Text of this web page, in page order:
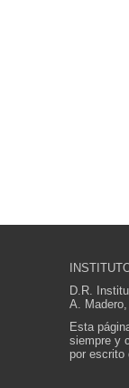
D.R.
A.
Esta
siempre y
por escrito